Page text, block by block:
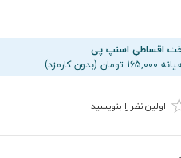
اقساطیِ اسنپ پی
اولین نظر را بنویسید